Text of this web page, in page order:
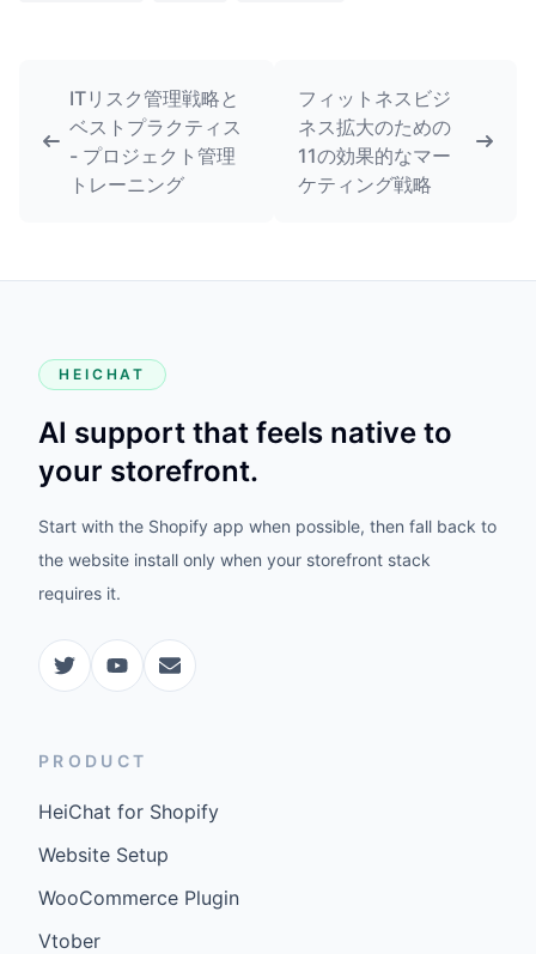
ITリスク管理戦略と
ベストプラクティス
- プロジェクト管理
トレーニング
フィットネスビジ
ネス拡大のための
11の効果的なマー
ケティング戦略
HEICHAT
AI support that feels native to
your storefront.
Start with the Shopify app when possible, then fall back to
the website install only when your storefront stack
requires it.
PRODUCT
HeiChat for Shopify
Website Setup
WooCommerce Plugin
Vtober